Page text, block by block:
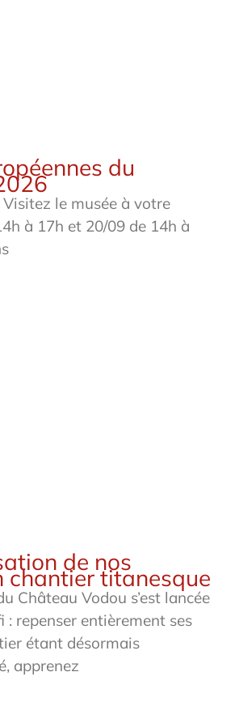
du
le musée à votre
à 17h et 20/09 de 14h à
de nos
chantier titanesque
Château Vodou s’est lancée
: repenser entièrement ses
étant désormais
apprenez